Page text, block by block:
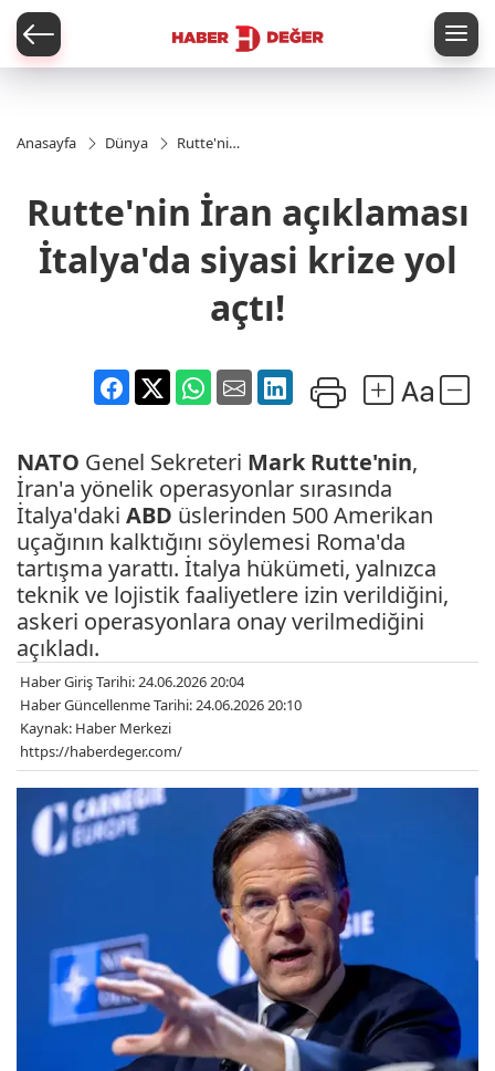
Anasayfa Dünya
Rutte'nin
İtalya'da
siyasi
krize yol
açtı!
Rutte'nin İran açıklaması
İtalya'da siyasi krize yol
açtı!
NATO Genel Sekreteri Mark Rutte'nin,
İran'a yönelik operasyonlar sırasında
İtalya'daki ABD üslerinden 500 Amerikan
uçağının kalktığını söylemesi Roma'da
tartışma yarattı. İtalya hükümeti, yalnızca
teknik ve lojistik faaliyetlere izin verildiğini,
askeri operasyonlara onay verilmediğini
açıkladı.
Haber Giriş Tarihi: 24.06.2026 20:04
Haber Güncellenme Tarihi: 24.06.2026 20:10
Kaynak: Haber Merkezi
https://haberdeger.com/